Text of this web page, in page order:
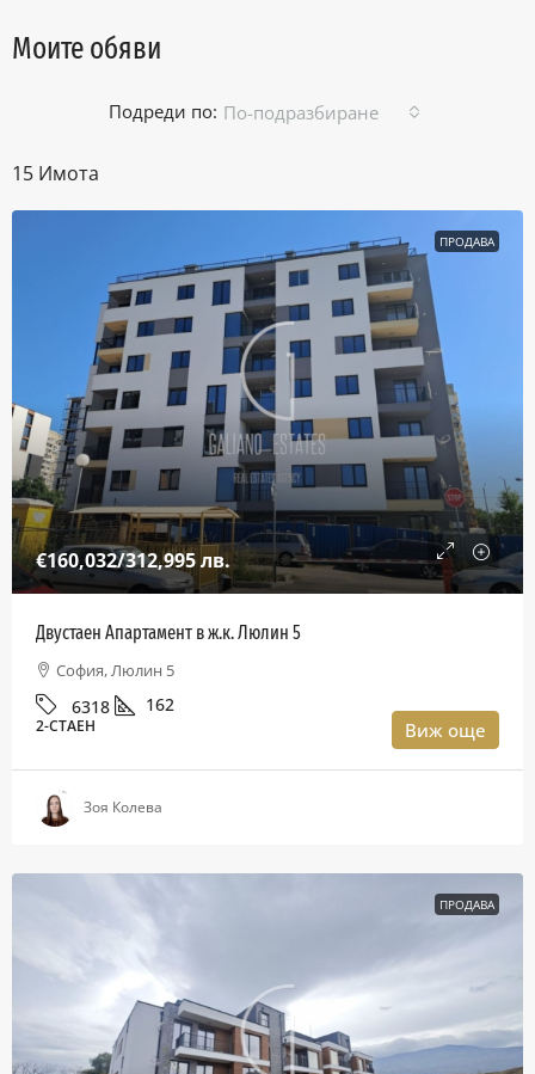
Моите обяви
15 Имотa
Подреди по: По-подразбиране
ПРОДАВА
€160,032/312,995 лв.
Двустаен Апартамент в ж.к. Люлин 5
София, Люлин 5
6318 162
2-СТАЕН Виж още
Зоя Колева
ПРОДАВА